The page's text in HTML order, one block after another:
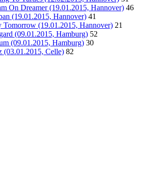
On Dreamer (19.01.2015, Hannover) 46
(19.01.2015, Hannover) 41
Tomorrow (19.01.2015, Hannover) 21
(09.01.2015, Hamburg) 52
(09.01.2015, Hamburg) 30
(03.01.2015, Celle) 82